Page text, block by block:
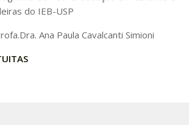
Financeira
do IEB-USP
Ana Paula Cavalcanti Simioni